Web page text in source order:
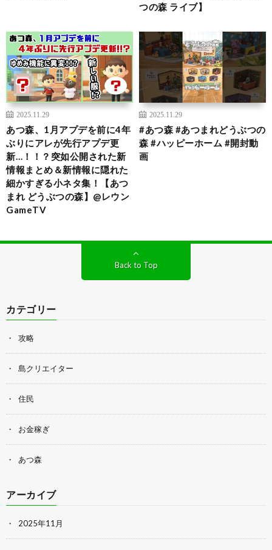
つの森 ライブ】
2025.11.29
あつ森、1月アプデを前に4年
ぶりにアレが先行アプデ更
新…！！？突如公開された新
情報まとめ＆新情報に隠れた
細かすぎる小ネタ集！【あつ
まれ どうぶつの森】@レウン
GameTV
2025.11.29
#あつ森 #あつまれどうぶつの
森 #ハッピーホーム #開封動
画
Back to Top
カテゴリー
攻略
島クリエイター
住民
お金稼ぎ
あつ森
アーカイブ
2025年11月